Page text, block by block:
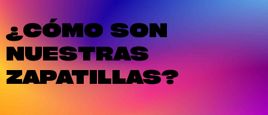
¿CÓMO SON
NUESTRAS
ZAPATILLAS?